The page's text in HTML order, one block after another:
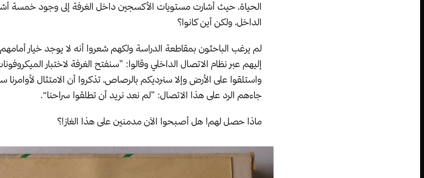
الحياة، حيث أشارت مستويات الأكسجين داخل الغرفة إلى وجود خمسة
الداخل، ولكن أين كانوا؟
لم يرغب الباحثون بمقاطعة الدراسة ولكهم شعروا أنه لا يوجد خيار
إليهم عبر نظام الاتصال الداخلي وقالوا: ”سنفتح الغرفة لاختبار
واستلقوا على الأرض وإلا سنرديكم بالرصاص، تذكروا أن الامتثال
جاءهم الرد على هذا الاتصال: ”لم نعد نريد أن تطلقوا سراحنا“.
ماذا حصل لهم! هل أصبحوا الآن مدمنين على هذا الغاز!؟